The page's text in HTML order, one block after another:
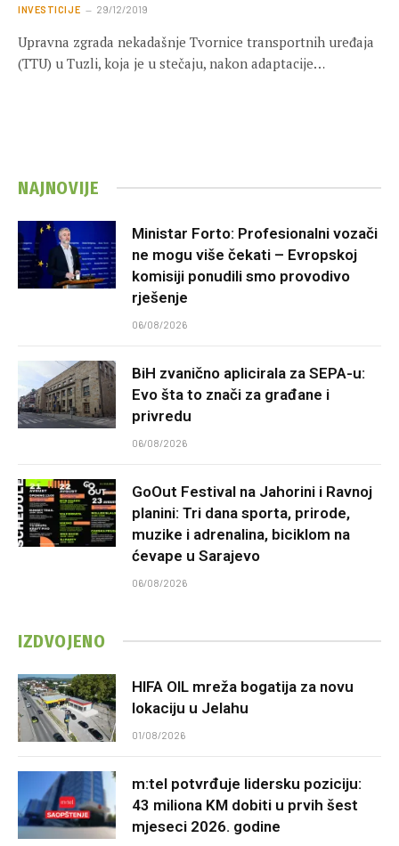
INVESTICIJE 29/12/2019
Upravna zgrada nekadašnje Tvornice transportnih uređaja
(TTU) u Tuzli, koja je u stečaju, nakon adaptacije…
NAJNOVIJE
Ministar Forto: Profesionalni vozači
ne mogu više čekati – Evropskoj
komisiji ponudili smo provodivo
rješenje
06/08/2026
BiH zvanično aplicirala za SEPA-u:
Evo šta to znači za građane i
privredu
06/08/2026
GoOut Festival na Jahorini i Ravnoj
planini: Tri dana sporta, prirode,
muzike i adrenalina, biciklom na
ćevape u Sarajevo
06/08/2026
IZDVOJENO
HIFA OIL mreža bogatija za novu
lokaciju u Jelahu
01/08/2026
m:tel potvrđuje lidersku poziciju:
43 miliona KM dobiti u prvih šest
mjeseci 2026. godine